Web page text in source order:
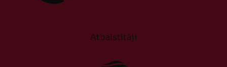
Atbalstītāji